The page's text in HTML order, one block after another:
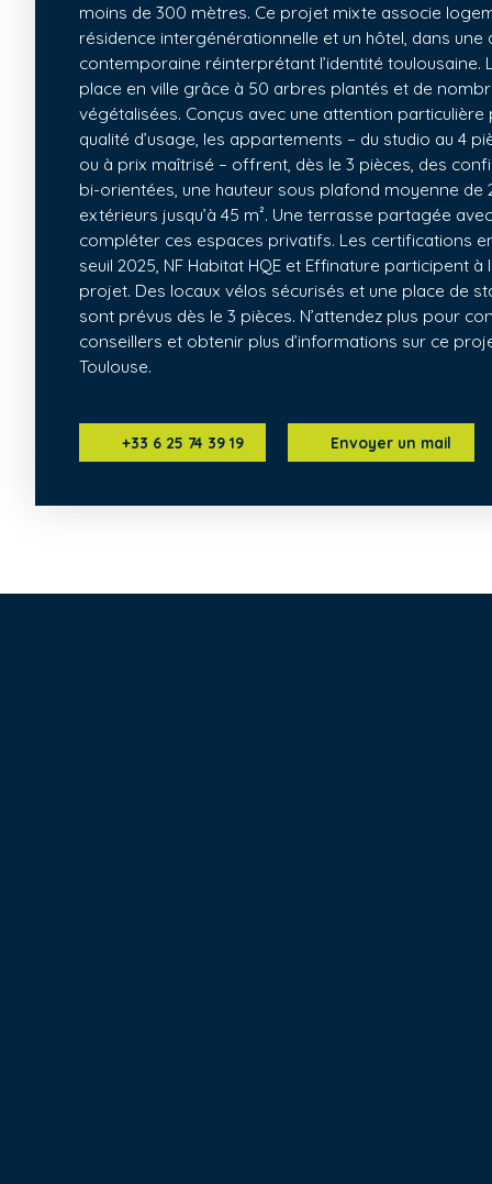
moins de 300 mètres. Ce projet mixte associe
résidence intergénérationnelle et un hôtel, dans une
contemporaine réinterprétant l’identité toulousaine.
place en ville grâce à 50 arbres plantés et de
végétalisées. Conçus avec une attention
qualité d’usage, les appartements – du studio au 4
ou à prix maîtrisé – offrent, dès le 3 pièces, des
bi-orientées, une hauteur sous plafond moyenne de
extérieurs jusqu’à 45 m². Une terrasse partagée
compléter ces espaces privatifs. Les certifications
seuil 2025, NF Habitat HQE et Effinature participent
projet. Des locaux vélos sécurisés et une place de
sont prévus dès le 3 pièces. N’attendez plus pour
conseillers et obtenir plus d’informations sur ce
Toulouse.
+33 6 25 74 39 19 Envoyer un mail